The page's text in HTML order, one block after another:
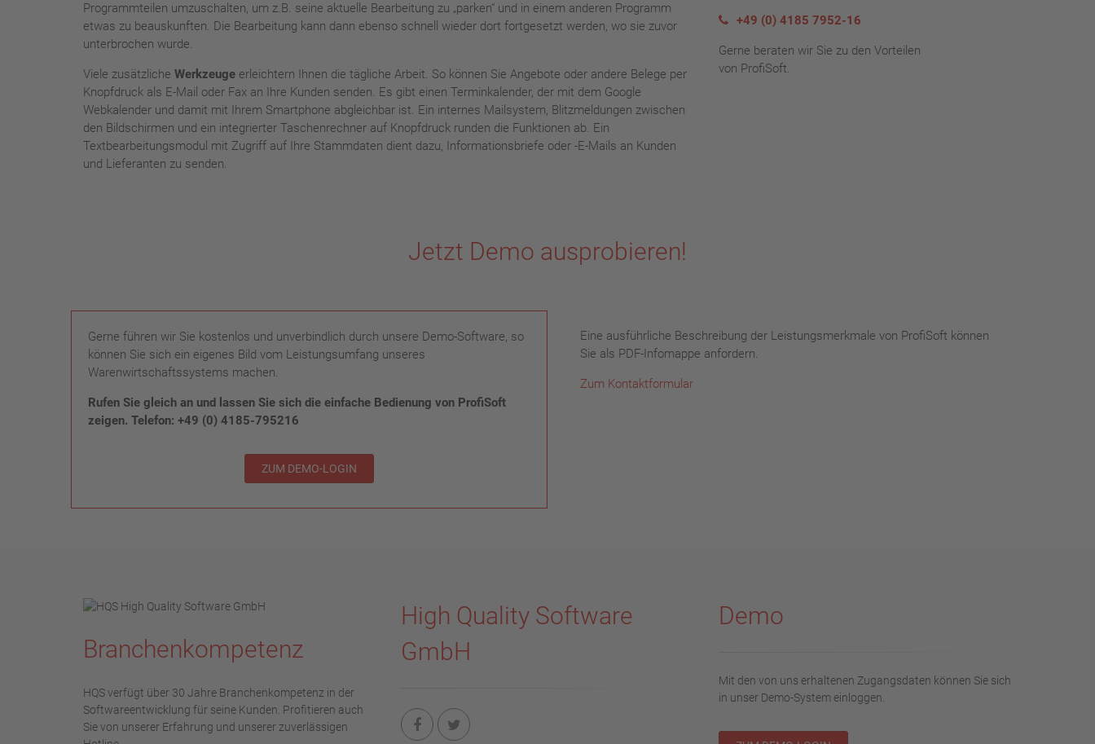
Programmteilen umzuschalten, um z.B. seine aktuelle Bearbeitung zu „parken“ und in einem anderen Programm
etwas zu beauskunften. Die Bearbeitung kann dann ebenso schnell wieder dort fortgesetzt werden, wo sie zuvor
unterbrochen wurde.
Viele zusätzliche Werkzeuge erleichtern Ihnen die tägliche Arbeit. So können Sie Angebote oder andere Belege per
Knopfdruck als E-Mail oder Fax an Ihre Kunden senden. Es gibt einen Terminkalender, der mit dem Google
Webkalender und damit mit Ihrem Smartphone abgleichbar ist. Ein internes Mailsystem, Blitzmeldungen zwischen
den Bildschirmen und ein integrierter Taschenrechner auf Knopfdruck runden die Funktionen ab. Ein
Textbearbeitungsmodul mit Zugriff auf Ihre Stammdaten dient dazu, Informationsbriefe oder -E-Mails an Kunden
und Lieferanten zu senden.
+49 (0) 4185 7952-16
Gerne beraten wir Sie zu den Vorteilen
von ProfiSoft.
Jetzt Demo ausprobieren!
Gerne führen wir Sie kostenlos und unverbindlich durch unsere Demo-Software, so
können Sie sich ein eigenes Bild vom Leistungsumfang unseres
Warenwirtschaftssystems machen.
Rufen Sie gleich an und lassen Sie sich die einfache Bedienung von ProfiSoft
zeigen. Telefon: +49 (0) 4185-795216
ZUM DEMO-LOGIN
Eine ausführliche Beschreibung der Leistungsmerkmale von ProfiSoft können
Sie als PDF-Infomappe anfordern.
Zum Kontaktformular
Branchenkompetenz
HQS verfügt über 30 Jahre Branchenkompetenz in der
Softwareentwicklung für seine Kunden. Profitieren auch
Sie von unserer Erfahrung und unserer zuverlässigen
High Quality Software
GmbH
Demo
Mit den von uns erhaltenen Zugangsdaten können Sie sich
in unser Demo-System einloggen.